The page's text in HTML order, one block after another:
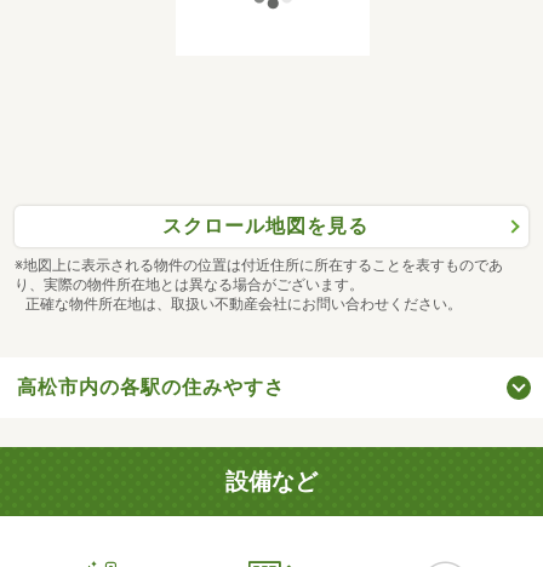
スクロール地図を見る
※地図上に表示される物件の位置は付近住所に所在することを表すものであ
り、実際の物件所在地とは異なる場合がございます。
正確な物件所在地は、取扱い不動産会社にお問い合わせください。
高松市内の各駅の住みやすさ
設備など